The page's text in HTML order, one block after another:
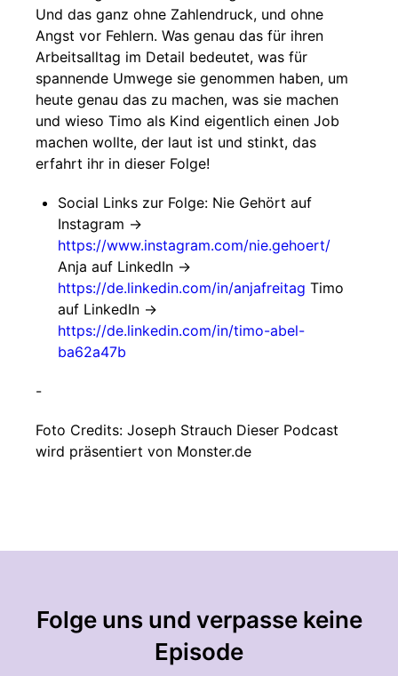
Und das ganz ohne Zahlendruck, und ohne
Angst vor Fehlern. Was genau das für ihren
Arbeitsalltag im Detail bedeutet, was für
spannende Umwege sie genommen haben, um
heute genau das zu machen, was sie machen
und wieso Timo als Kind eigentlich einen Job
machen wollte, der laut ist und stinkt, das
erfahrt ihr in dieser Folge!
Social Links zur Folge: Nie Gehört auf
Instagram ->
https://www.instagram.com/nie.gehoert/
Anja auf LinkedIn ->
https://de.linkedin.com/in/anjafreitag Timo
auf LinkedIn ->
https://de.linkedin.com/in/timo-abel-
ba62a47b
-
Foto Credits: Joseph Strauch Dieser Podcast
wird präsentiert von Monster.de
Folge uns und verpasse keine
Episode